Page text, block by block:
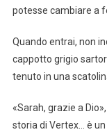
potesse cambiare a
Quando entrai, non
cappotto grigio
tenuto in una
«Sarah, grazie a
storia di Vertex… è